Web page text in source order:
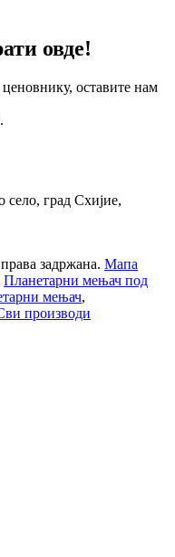
овде!
оставите нам
село, град Схијие,
задржана. Мапа
Планетарни мењач под
мењач,
производи